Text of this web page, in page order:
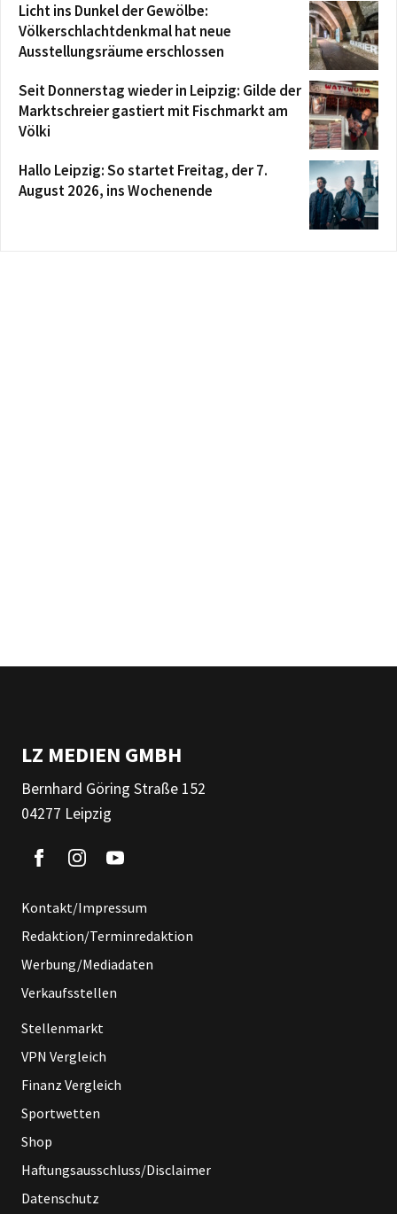
Licht ins Dunkel der Gewölbe:
Völkerschlachtdenkmal hat neue
Ausstellungsräume erschlossen
Seit Donnerstag wieder in Leipzig: Gilde der
Marktschreier gastiert mit Fischmarkt am
Völki
Hallo Leipzig: So startet Freitag, der 7.
August 2026, ins Wochenende
LZ MEDIEN GMBH
Bernhard Göring Straße 152
04277 Leipzig
Kontakt/Impressum
Redaktion/Terminredaktion
Werbung/Mediadaten
Verkaufsstellen
Stellenmarkt
VPN Vergleich
Finanz Vergleich
Sportwetten
Shop
Haftungsausschluss/Disclaimer
Datenschutz